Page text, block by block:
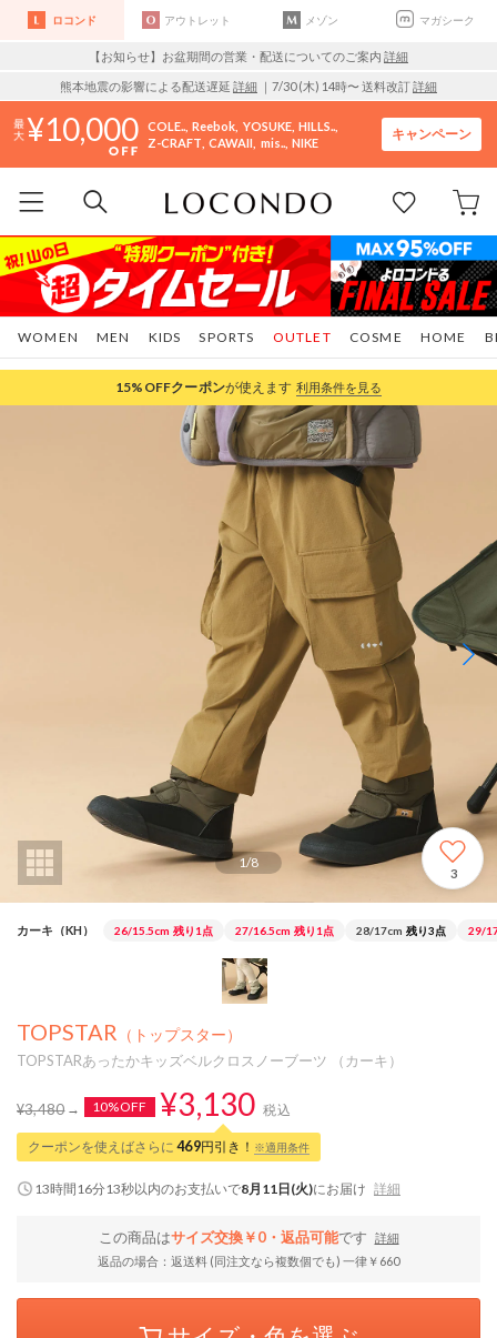
ロコンド アウトレット メゾン マガシーク
【お知らせ】お盆期間の営業・配送についてのご案内 詳細
熊本地震の影響による配送遅延 詳細 ｜7/30 (木) 14時〜 送料改訂詳細
10,000 COLE.. Reebok YOSUKE HILLS..
Z-CRAFT CAWAII mis.. NIKE
キャンペーン
WOMEN MEN KIDS SPORTS COSME HOME
OUTLET
15%OFFクーポンが使えます 利用条件を見る
1/8
3
カーキ（KH） 26/15.5cm 残り1点 27/16.5cm 残り1点 28/17cm 残り3点 29/
TOPSTAR （トップスター）
TOPSTARあったかキッズベルクロスノーブーツ （カーキ）
¥3,480 10%OFF ¥3,130 税込
クーポンを使えばさらに 469円引き！ ※適用条件
13時間16分12秒以内のお支払いで8月11日(火)にお届け 詳細
この商品はサイズ交換￥0・返品可能です
詳細
返品の場合：返送料 (同注文なら複数個でも) 一律￥660